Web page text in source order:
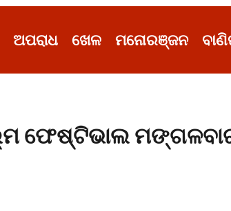
ଅପରାଧ ଖେଳ ମନୋରଞ୍ଜନ
ଫେଷ୍ଟିଭାଲ